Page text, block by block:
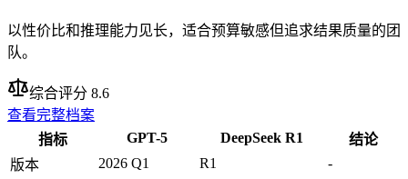
以性价比和推理能力见长，适合预算敏感但追求结果质量的团
队。
综合评分 8.6
查看完整档案
指标
GPT-5 DeepSeek R1
结论
版本
2026 Q1 R1
-